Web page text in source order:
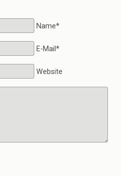
Name*
E-Mail*
Website